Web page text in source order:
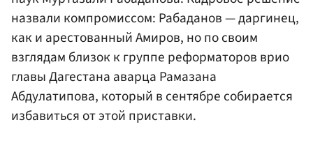
назвали компромиссом: Рабаданов — даргинец,
как и арестованный Амиров, но по своим
взглядам близок к группе реформаторов врио
главы Дагестана аварца Рамазана
Абдулатипова, который в сентябре собирается
избавиться от этой приставки.